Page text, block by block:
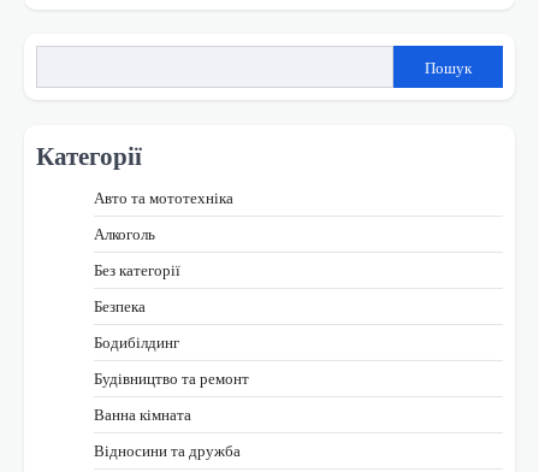
Пошук
Категорії
Авто та мототехніка
Алкоголь
Без категорії
Безпека
Бодибілдинг
Будівництво та ремонт
Ванна кімната
Відносини та дружба